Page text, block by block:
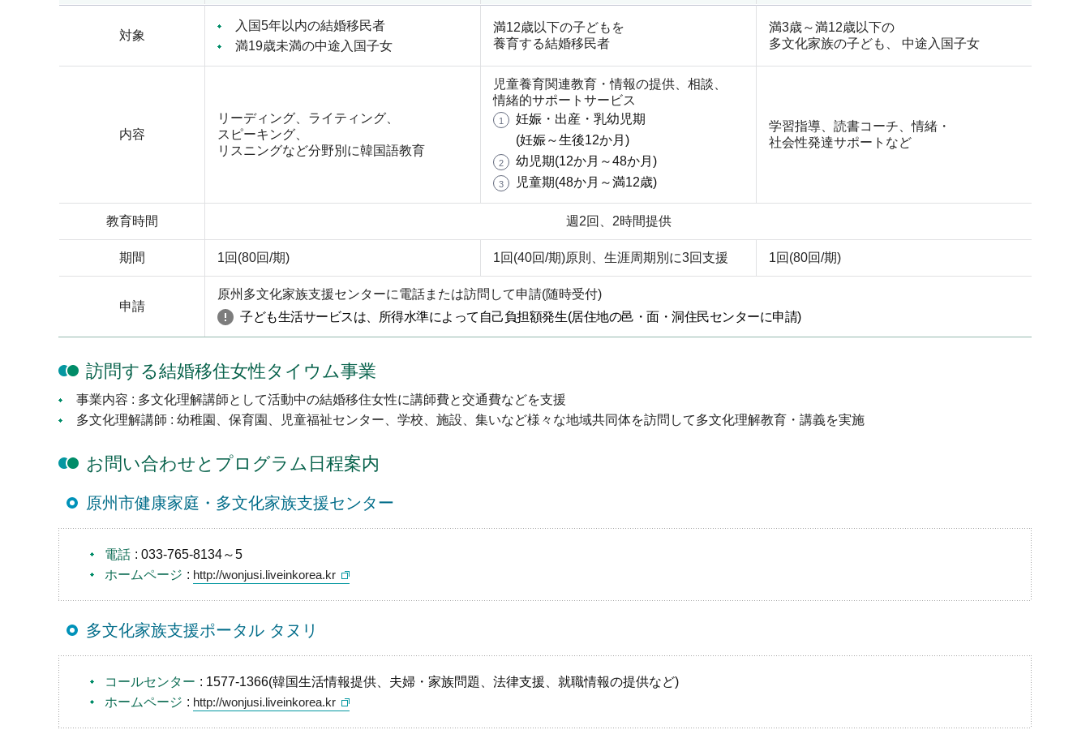
対象
入国5年以内の結婚移民者
満19歳未満の中途入国子女
満12歳以下の子どもを
養育する結婚移民者
満3歳～満12歳以下の
多文化家族の子ども、 中途入国子女
内容
リーディング、ライティング、
スピーキング、
リスニングなど分野別に韓国語教育
児童養育関連教育・情報の提供、相談、
情緒的サポートサービス
1
妊娠・出産・乳幼児期
(妊娠～生後12か月)
2 幼児期(12か月～48か月)
3 児童期(48か月～満12歳)
学習指導、読書コーチ、情緒・
社会性発達サポートなど
教育時間 週2回、2時間提供
期間 1回(80回/期) 1回(40回/期)原則、生涯周期別に3回支援 1回(80回/期)
申請
原州多文化家族支援センターに電話または訪問して申請(随時受付)
子ども生活サービスは、所得水準によって自己負担額発生(居住地の邑・面・洞住民センターに申請)
訪問する結婚移住女性タイウム事業
事業内容 : 多文化理解講師として活動中の結婚移住女性に講師費と交通費などを支援
多文化理解講師 : 幼稚園、保育園、児童福祉センター、学校、施設、集いなど様々な地域共同体を訪問して多文化理解教育・講義を実施
お問い合わせとプログラム日程案内
原州市健康家庭・多文化家族支援センター
電話 : 033-765-8134～5
ホームページ : http://wonjusi.liveinkorea.kr
多文化家族支援ポータル タヌリ
コールセンター : 1577-1366(韓国生活情報提供、夫婦・家族問題、法律支援、就職情報の提供など)
ホームページ : http://wonjusi.liveinkorea.kr